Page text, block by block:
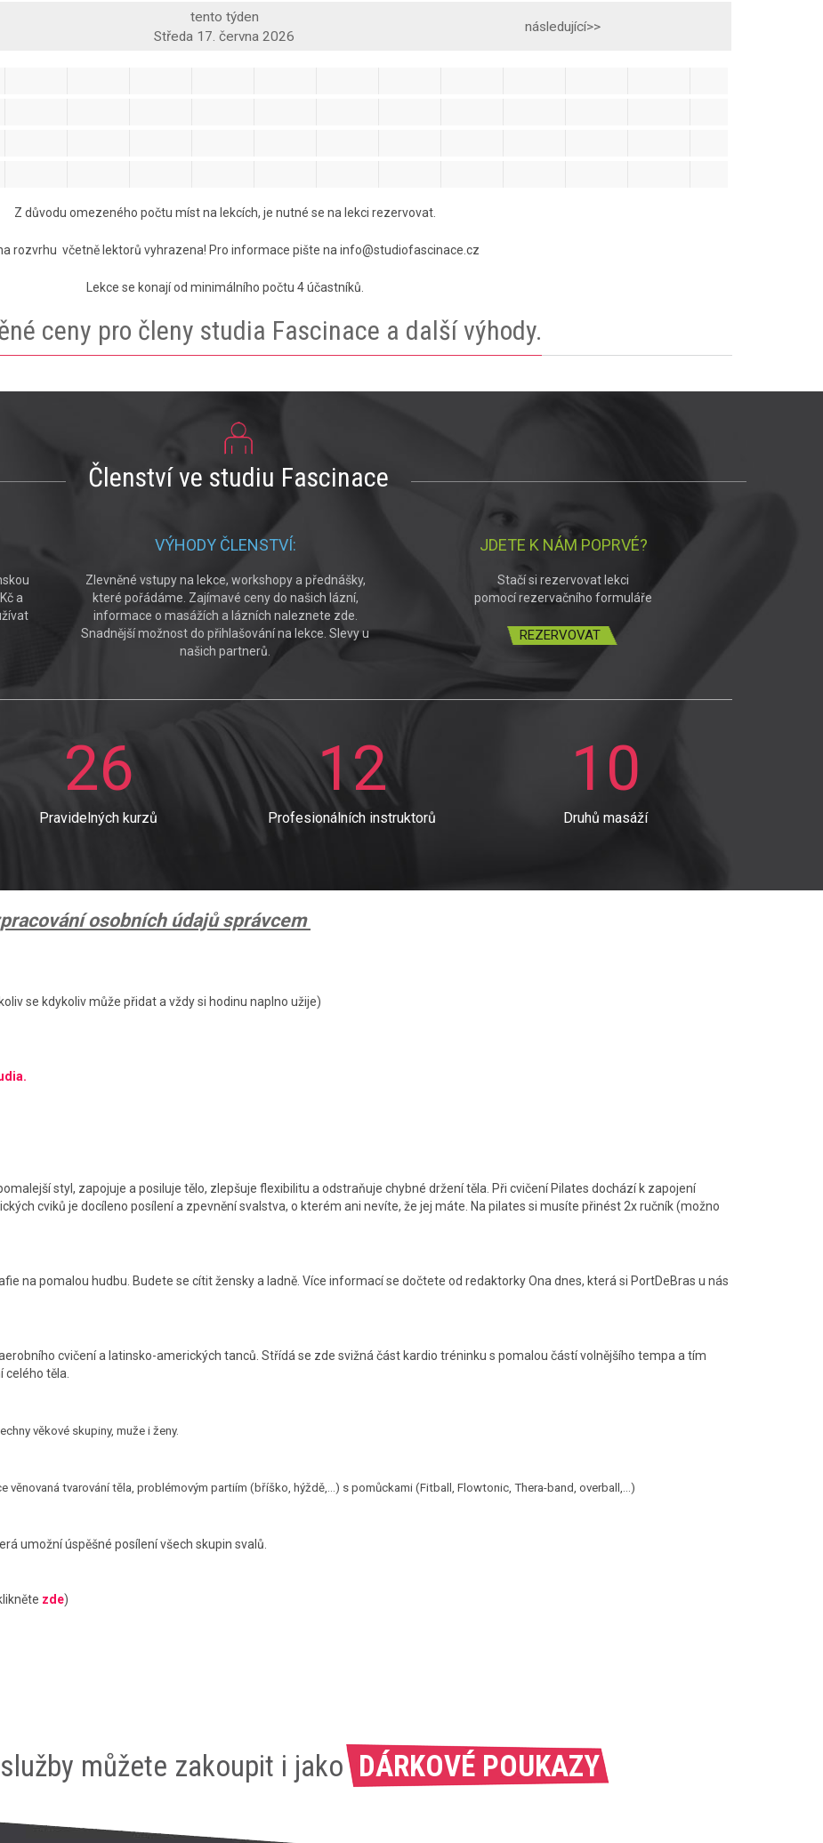
tento týden
Středa 17. června 2026
následující>>
Z důvodu omezeného počtu míst na lekcích, je nutné se na lekci rezervovat.
rozvrhu včetně lektorů vyhrazena! Pro informace pište na info@studiofascinace.cz
Lekce se konají od minimálního počtu 4 účastníků.
ceny pro členy studia Fascinace a další výhody.
Členství ve studiu Fascinace
a
VÝHODY ČLENSTVÍ:
Zlevněné vstupy na lekce, workshopy a přednášky,
které pořádáme. Zajímavé ceny do našich lázní,
informace o masážích a lázních naleznete zde.
Snadnější možnost do přihlašování na lekce. Slevy u
našich partnerů.
JDETE K NÁM POPRVÉ?
Stačí si rezervovat lekci
pomocí rezervačního formuláře
REZERVOVAT
26
Pravidelných kurzů
12
Profesionálních instruktorů
10
Druhů masáží
osobních údajů správcem
se kdykoliv může přidat a vždy si hodinu naplno užije)
styl, zapojuje a posiluje tělo, zlepšuje flexibilitu a odstraňuje chybné držení těla. Při cvičení Pilates dochází k zapojení
cviků je docíleno posílení a zpevnění svalstva, o kterém ani nevíte, že jej máte. Na pilates si musíte přinést 2x ručník (možno
na pomalou hudbu. Budete se cítit žensky a ladně. Více informací se dočtete od redaktorky Ona dnes, která si PortDeBras u nás
cvičení a latinsko-amerických tanců. Střídá se zde svižná část kardio tréninku s pomalou částí volnějšího tempa a tím
těla.
věkové skupiny, muže i ženy.
věnovaná tvarování těla, problémovým partiím (bříško, hýždě,…) s pomůckami (Fitball, Flowtonic, Thera-band, overball,...)
umožní úspěšné posílení všech skupin svalů.
zde)
můžete zakoupit i jako DÁRKOVÉ POUKAZY